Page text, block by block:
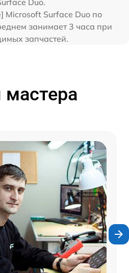
Duo.
Microsoft Surface Duo по
занимает 3 часа при
запчастей.